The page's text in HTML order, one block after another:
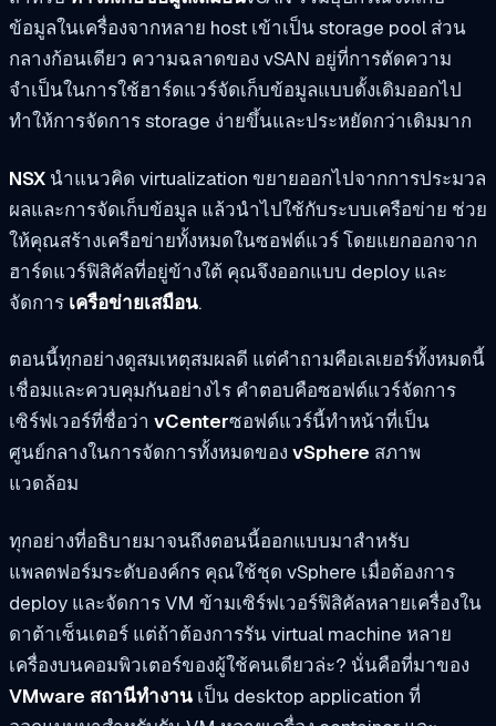
ข้อมูลในเครื่องจากหลาย host เข้าเป็น storage pool ส่วน
กลางก้อนเดียว ความฉลาดของ vSAN อยู่ที่การตัดความ
จำเป็นในการใช้ฮาร์ดแวร์จัดเก็บข้อมูลแบบดั้งเดิมออกไป
ทำให้การจัดการ storage ง่ายขึ้นและประหยัดกว่าเดิมมาก
NSX นำแนวคิด virtualization ขยายออกไปจากการประมวล
ผลและการจัดเก็บข้อมูล แล้วนำไปใช้กับระบบเครือข่าย ช่วย
ให้คุณสร้างเครือข่ายทั้งหมดในซอฟต์แวร์ โดยแยกออกจาก
ฮาร์ดแวร์ฟิสิคัลที่อยู่ข้างใต้ คุณจึงออกแบบ deploy และ
จัดการ เครือข่ายเสมือน.
ตอนนี้ทุกอย่างดูสมเหตุสมผลดี แต่คำถามคือเลเยอร์ทั้งหมดนี้
เชื่อมและควบคุมกันอย่างไร คำตอบคือซอฟต์แวร์จัดการ
เซิร์ฟเวอร์ที่ชื่อว่า vCenterซอฟต์แวร์นี้ทำหน้าที่เป็น
ศูนย์กลางในการจัดการทั้งหมดของ vSphere สภาพ
แวดล้อม
ทุกอย่างที่อธิบายมาจนถึงตอนนี้ออกแบบมาสำหรับ
แพลตฟอร์มระดับองค์กร คุณใช้ชุด vSphere เมื่อต้องการ
deploy และจัดการ VM ข้ามเซิร์ฟเวอร์ฟิสิคัลหลายเครื่องใน
ดาต้าเซ็นเตอร์ แต่ถ้าต้องการรัน virtual machine หลาย
เครื่องบนคอมพิวเตอร์ของผู้ใช้คนเดียวล่ะ? นั่นคือที่มาของ
VMware สถานีทำงาน เป็น desktop application ที่